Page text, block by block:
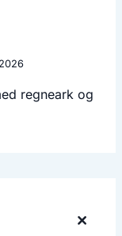
regneark og
+